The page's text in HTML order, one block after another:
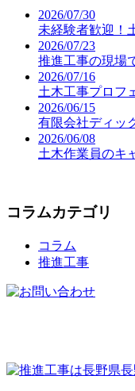
2026/07/30
未経験者歓迎！
2026/07/23
推進工事の現場
2026/07/16
土木工事プロフ
2026/06/15
有限会社ディッ
2026/06/08
土木作業員のキ
コラムカテゴリ
コラム
推進工事